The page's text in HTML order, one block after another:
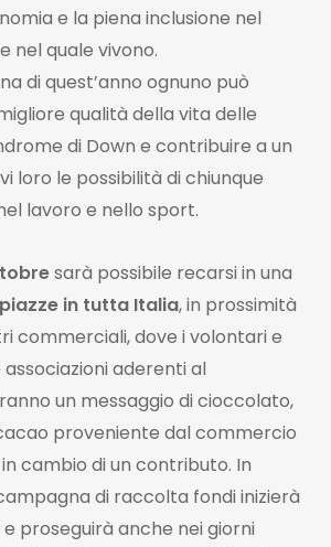
e la piena inclusione nel
nel quale vivono.
di quest’anno ognuno può
qualità della vita delle
di Down e contribuire a un
loro le possibilità di chiunque
lavoro e nello sport.
sarà possibile recarsi in una
in tutta Italia, in prossimità
commerciali, dove i volontari e
aderenti al
un messaggio di cioccolato,
proveniente dal commercio
cambio di un contributo. In
di raccolta fondi inizierà
proseguirà anche nei giorni